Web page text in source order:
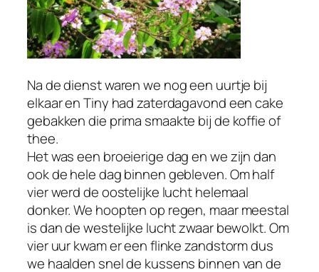
Na de dienst waren we nog een uurtje bij
elkaar en Tiny had zaterdagavond een cake
gebakken die prima smaakte bij de koffie of
thee.
Het was een broeierige dag en we zijn dan
ook de hele dag binnen gebleven. Om half
vier werd de oostelijke lucht helemaal
donker. We hoopten op regen, maar meestal
is dan de westelijke lucht zwaar bewolkt. Om
vier uur kwam er een flinke zandstorm dus
we haalden snel de kussens binnen van de